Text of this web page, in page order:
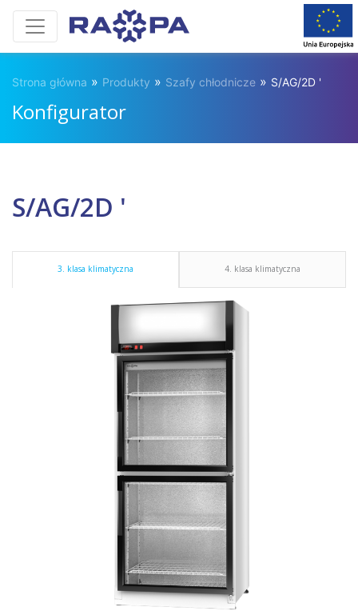
Strona główna » Produkty » Szafy chłodnicze » S/AG/2D '
Konfigurator
S/AG/2D '
3. klasa klimatyczna 4. klasa klimatyczna